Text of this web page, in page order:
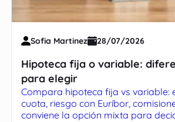
Sofia Martinez 28/07/2026
Hipoteca fija o variable:
para elegir
Compara hipoteca fija vs variable:
cuota, riesgo con Euríbor,
conviene la opción mixta para